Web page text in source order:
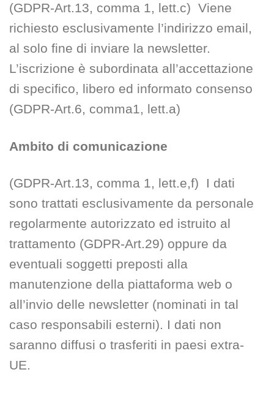
(GDPR-Art.13, comma 1, lett.c) Viene
richiesto esclusivamente l’indirizzo email,
al solo fine di inviare la newsletter.
L’iscrizione è subordinata all’accettazione
di specifico, libero ed informato consenso
(GDPR-Art.6, comma1, lett.a)
Ambito di comunicazione
(GDPR-Art.13, comma 1, lett.e,f) I dati
sono trattati esclusivamente da personale
regolarmente autorizzato ed istruito al
trattamento (GDPR-Art.29) oppure da
eventuali soggetti preposti alla
manutenzione della piattaforma web o
all’invio delle newsletter (nominati in tal
caso responsabili esterni). I dati non
saranno diffusi o trasferiti in paesi extra-
UE.